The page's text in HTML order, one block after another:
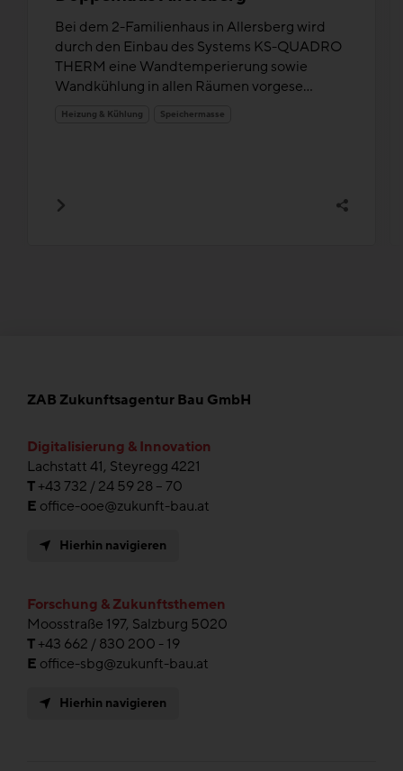
Bei dem 2-Familienhaus in Allersberg wird
durch den Einbau des Systems KS-QUADRO
THERM eine Wandtemperierung sowie
Wandkühlung in allen Räumen vorgese...
Heizung & Kühlung Speichermasse
ZAB Zukunftsagentur Bau GmbH
Digitalisierung & Innovation
Lachstatt 41, Steyregg 4221
T+43 732 / 24 59 28 – 70
E office-ooe@zukunft-bau.at
Hierhin navigieren
Forschung & Zukunftsthemen
Moosstraße 197, Salzburg 5020
T+43 662 / 830 200 - 19
E office-sbg@zukunft-bau.at
Hierhin navigieren